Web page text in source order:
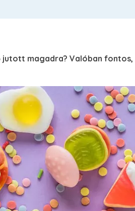
magadra? Valóban